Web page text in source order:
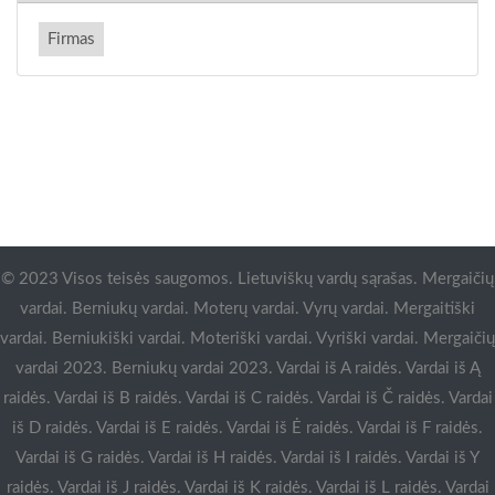
Firmas
© 2023 Visos teisės saugomos. Lietuviškų vardų sąrašas. Mergaičių
vardai. Berniukų vardai. Moterų vardai. Vyrų vardai. Mergaitiški
vardai. Berniukiški vardai. Moteriški vardai. Vyriški vardai. Mergaičių
vardai 2023. Berniukų vardai 2023. Vardai iš A raidės. Vardai iš Ą
raidės. Vardai iš B raidės. Vardai iš C raidės. Vardai iš Č raidės. Vardai
iš D raidės. Vardai iš E raidės. Vardai iš Ė raidės. Vardai iš F raidės.
Vardai iš G raidės. Vardai iš H raidės. Vardai iš I raidės. Vardai iš Y
raidės. Vardai iš J raidės. Vardai iš K raidės. Vardai iš L raidės. Vardai